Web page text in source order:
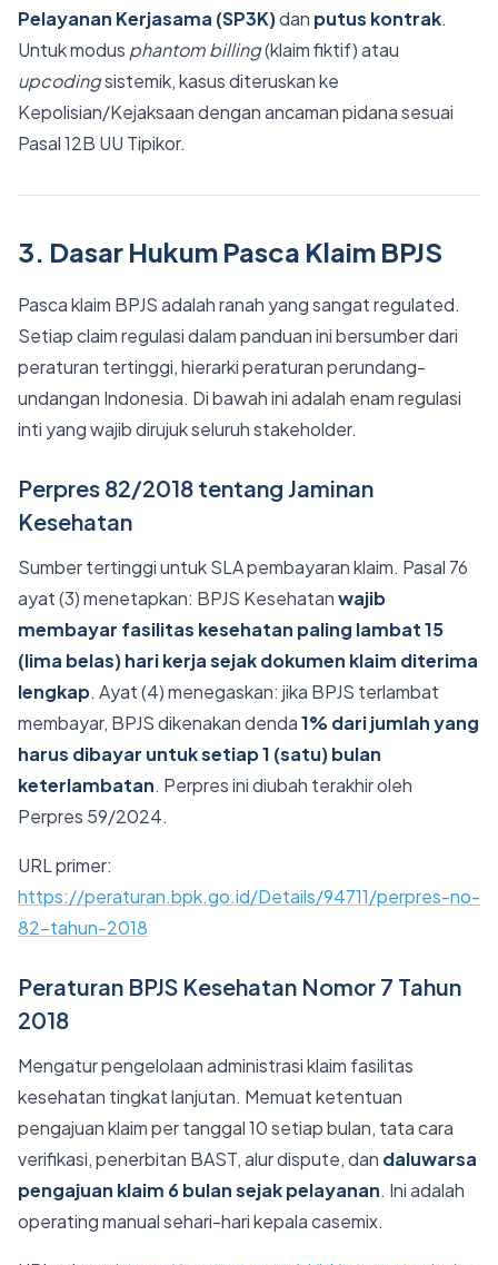
Pelayanan Kerjasama (SP3K)dan putus kontrak.
Untuk modus phantom billing(klaim fiktif) atau
upcodingsistemik, kasus diteruskan ke
Kepolisian/Kejaksaan dengan ancaman pidana sesuai
Pasal 12B UU Tipikor.
3. Dasar Hukum Pasca Klaim BPJS
Pasca klaim BPJS adalah ranah yang sangat regulated.
Setiap claim regulasi dalam panduan ini bersumber dari
peraturan tertinggi, hierarki peraturan perundang-
undangan Indonesia. Di bawah ini adalah enam regulasi
inti yang wajib dirujuk seluruh stakeholder.
Perpres 82/2018 tentang Jaminan
Kesehatan
Sumber tertinggi untuk SLA pembayaran klaim. Pasal 76
ayat (3) menetapkan: BPJS Kesehatanwajib
membayar fasilitas kesehatan paling lambat 15
(lima belas) hari kerja sejak dokumen klaim diterima
lengkap. Ayat (4) menegaskan: jika BPJS terlambat
membayar, BPJS dikenakan denda1% dari jumlah yang
harus dibayar untuk setiap 1 (satu) bulan
keterlambatan. Perpres ini diubah terakhir oleh
Perpres 59/2024.
URL primer:
https://peraturan.bpk.go.id/Details/94711/perpres-no-
82-tahun-2018
Peraturan BPJS Kesehatan Nomor 7 Tahun
2018
Mengatur pengelolaan administrasi klaim fasilitas
kesehatan tingkat lanjutan. Memuat ketentuan
pengajuan klaim per tanggal 10 setiap bulan, tata cara
verifikasi, penerbitan BAST, alur dispute, dan daluwarsa
pengajuan klaim 6 bulan sejak pelayanan. Ini adalah
operating manual sehari-hari kepala casemix.